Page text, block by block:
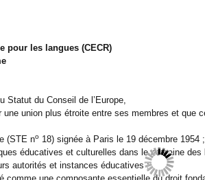
pour les langues (CECR)
Statut du Conseil de l’Europe,
union plus étroite entre ses membres et
(STE no 18) signée à Paris le 19 décembre 1954 ;
éducatives et culturelles dans le domaine
autorités et instances éducatives ;